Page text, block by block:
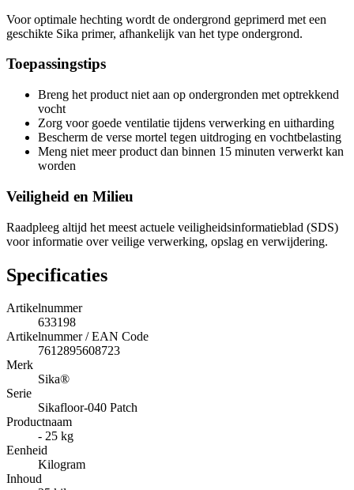
Voor optimale hechting wordt de ondergrond geprimerd met een
geschikte Sika primer, afhankelijk van het type ondergrond.
Toepassingstips
Breng het product niet aan op ondergronden met optrekkend
vocht
Zorg voor goede ventilatie tijdens verwerking en uitharding
Bescherm de verse mortel tegen uitdroging en vochtbelasting
Meng niet meer product dan binnen 15 minuten verwerkt kan
worden
Veiligheid en Milieu
Raadpleeg altijd het meest actuele veiligheidsinformatieblad (SDS)
voor informatie over veilige verwerking, opslag en verwijdering.
Specificaties
Artikelnummer
633198
Artikelnummer / EAN Code
7612895608723
Merk
Sika®
Serie
Sikafloor-040 Patch
Productnaam
- 25 kg
Eenheid
Kilogram
Inhoud